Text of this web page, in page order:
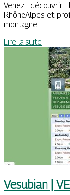
Venez découvrir
RhôneAlpes et
montagne.
Lire la suite
Vesubian |